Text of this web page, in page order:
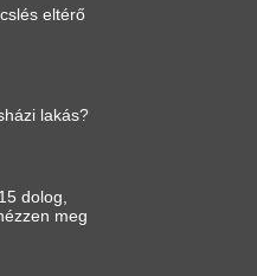
eltérő
lakás?
dolog,
meg